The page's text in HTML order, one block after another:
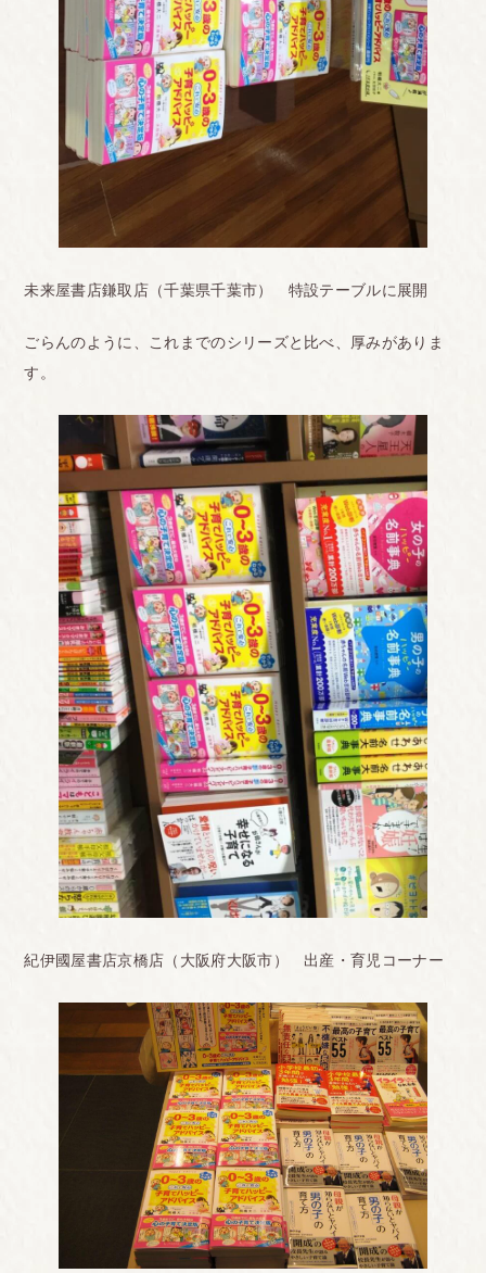
未来屋書店鎌取店（千葉県千葉市） 特設テーブルに展開
ごらんのように、これまでのシリーズと比べ、厚みがありま
す。
紀伊國屋書店京橋店（大阪府大阪市） 出産・育児コーナー